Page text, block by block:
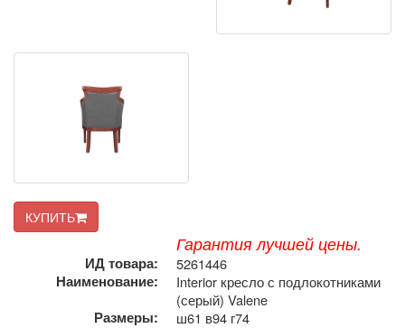
КУПИТЬ
Гарантия лучшей цены.
ИД товара:
5261446
Наименование:
Interior кресло с подлокотниками
(серый) Valene
Размеры:
ш61 в94 г74